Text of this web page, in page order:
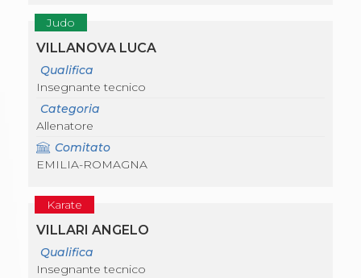
Judo
VILLANOVA LUCA
Qualifica
Insegnante tecnico
Categoria
Allenatore
Comitato
EMILIA-ROMAGNA
Karate
VILLARI ANGELO
Qualifica
Insegnante tecnico